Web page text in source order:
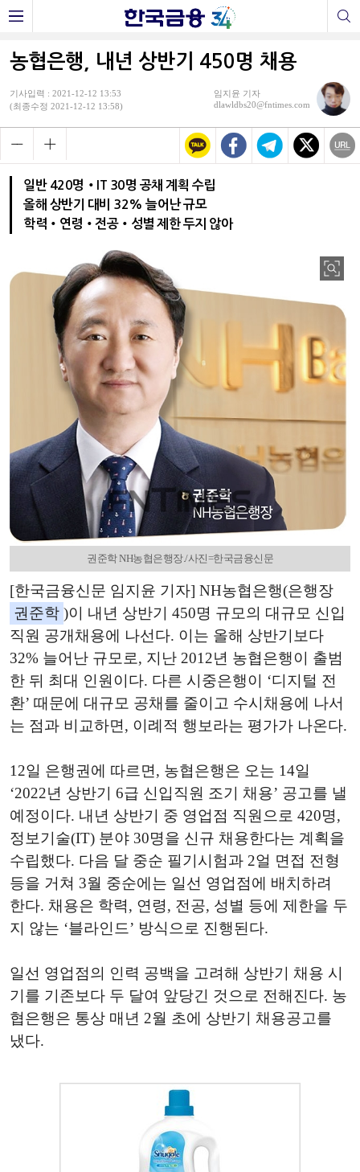
농협은행, 내년 상반기 450명 채용
기사입력 : 2021-12-12 13:53
(최종수정 2021-12-12 13:58)
임지윤 기자
dlawldbs20@fntimes.com
일반 420명‧IT 30명 공채 계획 수립
올해 상반기 대비 32% 늘어난 규모
학력‧연령‧전공‧성별 제한 두지 않아
권준학 NH농협은행장./사진=한국금융신문
[한국금융신문 임지윤 기자] NH농협은행(은행장
권준학 )이 내년 상반기 450명 규모의 대규모 신입
직원 공개채용에 나선다. 이는 올해 상반기보다
32% 늘어난 규모로, 지난 2012년 농협은행이 출범
한 뒤 최대 인원이다. 다른 시중은행이 ‘디지털 전
환’ 때문에 대규모 공채를 줄이고 수시채용에 나서
는 점과 비교하면, 이례적 행보라는 평가가 나온다.
12일 은행권에 따르면, 농협은행은 오는 14일
‘2022년 상반기 6급 신입직원 조기 채용’ 공고를 낼
예정이다. 내년 상반기 중 영업점 직원으로 420명,
정보기술(IT) 분야 30명을 신규 채용한다는 계획을
수립했다. 다음 달 중순 필기시험과 2얼 면접 전형
등을 거쳐 3월 중순에는 일선 영업점에 배치하려
한다. 채용은 학력, 연령, 전공, 성별 등에 제한을 두
지 않는 ‘블라인드’ 방식으로 진행된다.
일선 영업점의 인력 공백을 고려해 상반기 채용 시
기를 기존보다 두 달여 앞당긴 것으로 전해진다. 농
협은행은 통상 매년 2월 초에 상반기 채용공고를
냈다.